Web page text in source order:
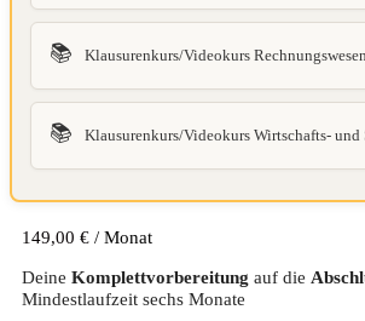
📚 Klausurenkurs/Videokurs
📚 Klausurenkurs/Videokurs Wirtschafts-
149,00 € / Monat
Deine Komplettvorbereitung auf die
Mindestlaufzeit sechs Monate